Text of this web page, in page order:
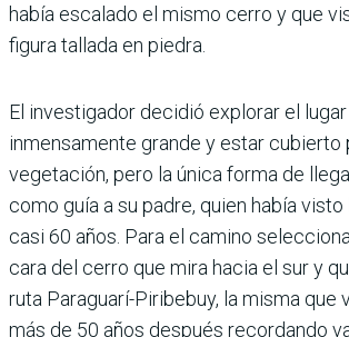
había escalado el mismo cerro y que
figura tallada en piedra.
El investigador decidió explo­rar el
inmensamente grande y estar cubierto
vegeta­ción, pero la única forma de
como guía a su padre, quien había
casi 60 años. Para el camino
cara del cerro que mira hacia el sur y
ruta Paraguarí-Piri­bebuy, la misma que
más de 50 años des­pués recordando